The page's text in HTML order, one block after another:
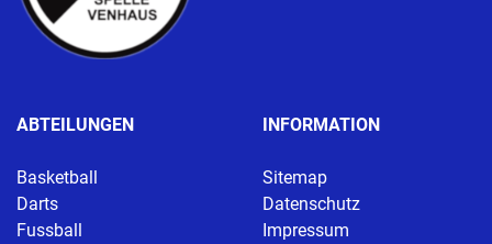
ABTEILUNGEN
Basketball
Darts
Fussball
INFORMATION
Sitemap
Datenschutz
Impressum